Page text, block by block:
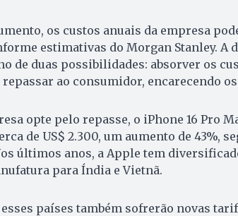
os custos anuais da empresa
estimativas do Morgan Stanley. A
de duas possibilidades: absorver os
repassar ao consumidor, encarecendo
opte pelo repasse, o iPhone 16 Pro
de US$ 2.300, um aumento de 43%,
últimos anos, a Apple tem
para Índia e Vietnã.
países também sofrerão novas